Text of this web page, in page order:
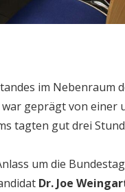
im Nebenraum
geprägt von einer
tagten gut drei
um die
Dr. Joe